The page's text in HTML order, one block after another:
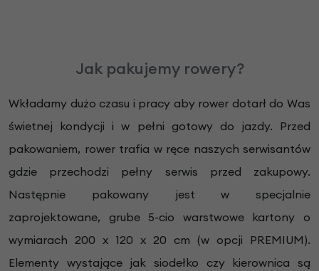
Jak pakujemy rowery?
Wkładamy dużo czasu i pracy aby rower dotarł do Was
świetnej kondycji i w pełni gotowy do jazdy. Przed
pakowaniem, rower trafia w ręce naszych serwisantów
gdzie przechodzi pełny serwis przed zakupowy.
Następnie pakowany jest w specjalnie
zaprojektowane, grube 5-cio warstwowe kartony o
wymiarach 200 x 120 x 20 cm (w opcji PREMIUM).
Elementy wystające jak siodełko czy kierownica są